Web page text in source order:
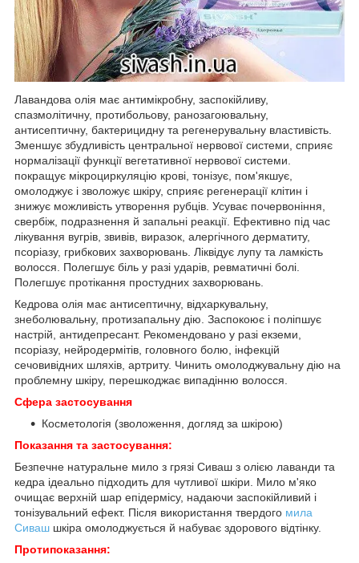
Лавандова олія має антимікробну, заспокійливу,
спазмолітичну, протибольову, ранозагоювальну,
антисептичну, бактерицидну та регенерувальну властивість.
Зменшує збудливість центральної нервової системи, сприяє
нормалізації функції вегетативної нервової системи.
покращує мікроциркуляцію крові, тонізує, пом'якшує,
омолоджує і зволожує шкіру, сприяє регенерації клітин і
знижує можливість утворення рубців. Усуває почервоніння,
свербіж, подразнення й запальні реакції. Ефективно під час
лікування вугрів, звивів, виразок, алергічного дерматиту,
псоріазу, грибкових захворювань. Ліквідує лупу та ламкість
волосся. Полегшує біль у разі ударів, ревматичні болі.
Полегшує протікання простудних захворювань.
Кедрова олія має антисептичну, відхаркувальну,
знеболювальну, протизапальну дію. Заспокоює і поліпшує
настрій, антидепресант. Рекомендовано у разі екземи,
псоріазу, нейродермітів, головного болю, інфекцій
сечовивідних шляхів, артриту. Чинить омолоджувальну дію на
проблемну шкіру, перешкоджає випадінню волосся.
Сфера застосування
Косметологія (зволоження, догляд за шкірою)
Показання та застосування:
Безпечне натуральне мило з грязі Сиваш з олією лаванди та
кедра ідеально підходить для чутливої шкіри. Мило м'яко
очищає верхній шар епідермісу, надаючи заспокійливий і
тонізувальний ефект. Після використання твердого мила
Сиваш шкіра омолоджується й набуває здорового відтінку.
Протипоказання: